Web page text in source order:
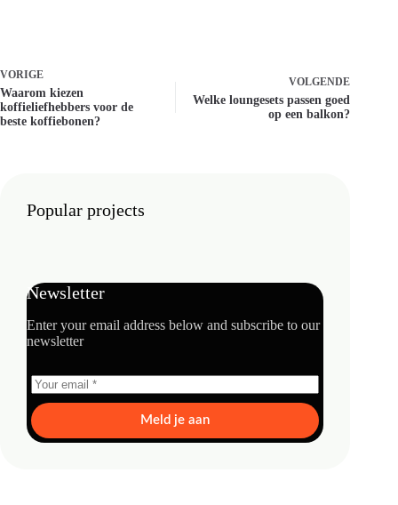
VORIGE
Waarom kiezen
koffieliefhebbers voor de
beste koffiebonen?
VOLGENDE
Welke loungesets passen goed
op een balkon?
Popular projects
Newsletter
Enter your email address below and subscribe to our
newsletter
Meld je aan